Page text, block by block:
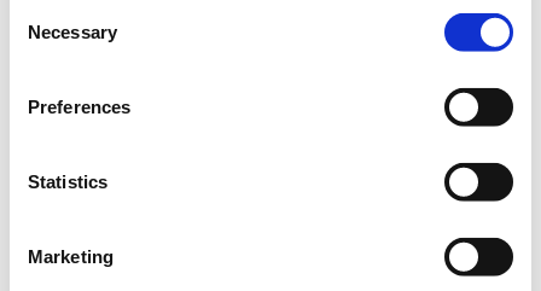
Selection
Necessary
Preferences
Statistics
Marketing
συνεργασία με την
προσφέρει δωρεάν για όλους